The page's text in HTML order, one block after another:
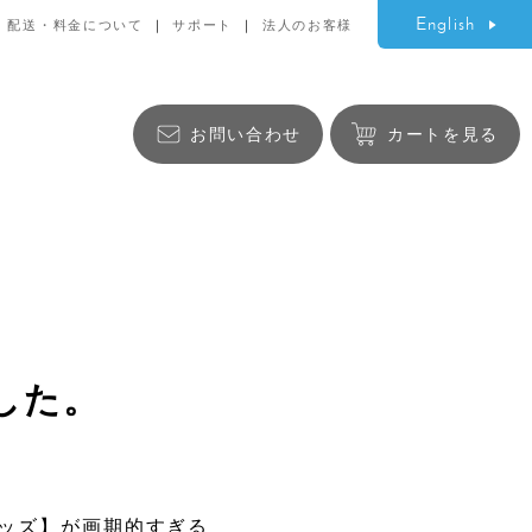
配送・料金について サポート 法人のお客様 English
お問い合わせ カートを見る
。
ズ】が画期的すぎる